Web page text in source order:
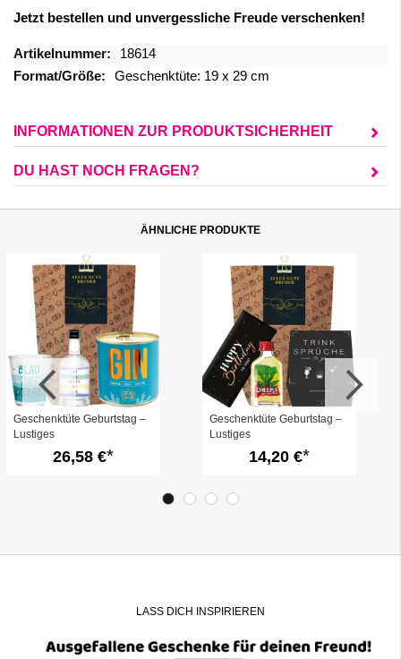
Jetzt bestellen und unvergessliche Freude verschenken!
Mehr
Informationen
18614
Geschenktüte: 19 x 29 cm
INFORMATIONEN ZUR PRODUKTSICHERHEIT
DU HAST NOCH FRAGEN?
ÄHNLICHE PRODUKTE
Geschenktüte Geburtstag –
Lustiges
Geburtstagsgeschenk „Alles
Gute Bruder“ (Set 6)
26,58 €
Geschenktüte Geburtstag –
Lustiges
Geburtstagsgeschenk „Alles
Gute Bruder“ (Set 4)
14,20 €
LASS DICH INSPIRIEREN